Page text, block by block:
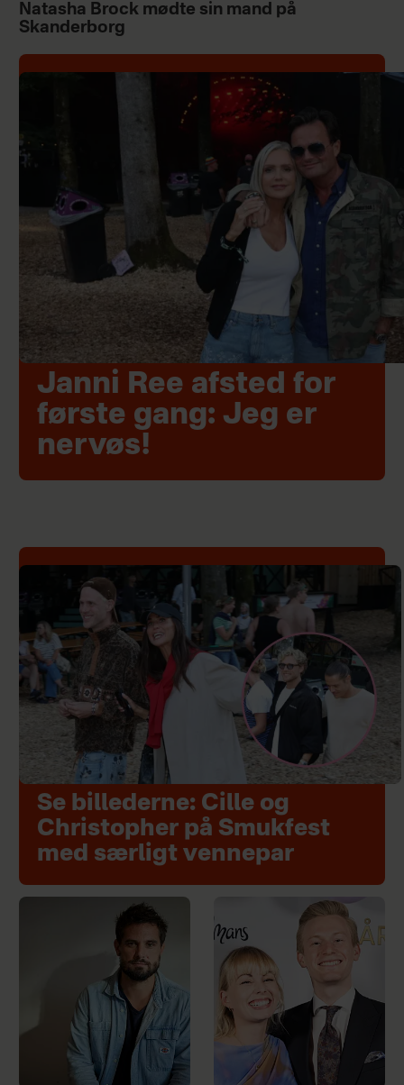
Natasha Brock mødte sin mand på
Skanderborg
Janni Ree afsted for
første gang: Jeg er
nervøs!
Se billederne: Cille og
Christopher på Smukfest
med særligt vennepar